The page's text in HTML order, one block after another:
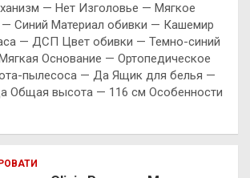
— Нет Изголовье — Мягкое
Синий Материал обивки — Кашемир
— ДСП Цвет обивки — Темно-синий
Основание — Ортопедическое
пылесоса — Да Ящик для белья —
Общая высота — 116 см Особенности